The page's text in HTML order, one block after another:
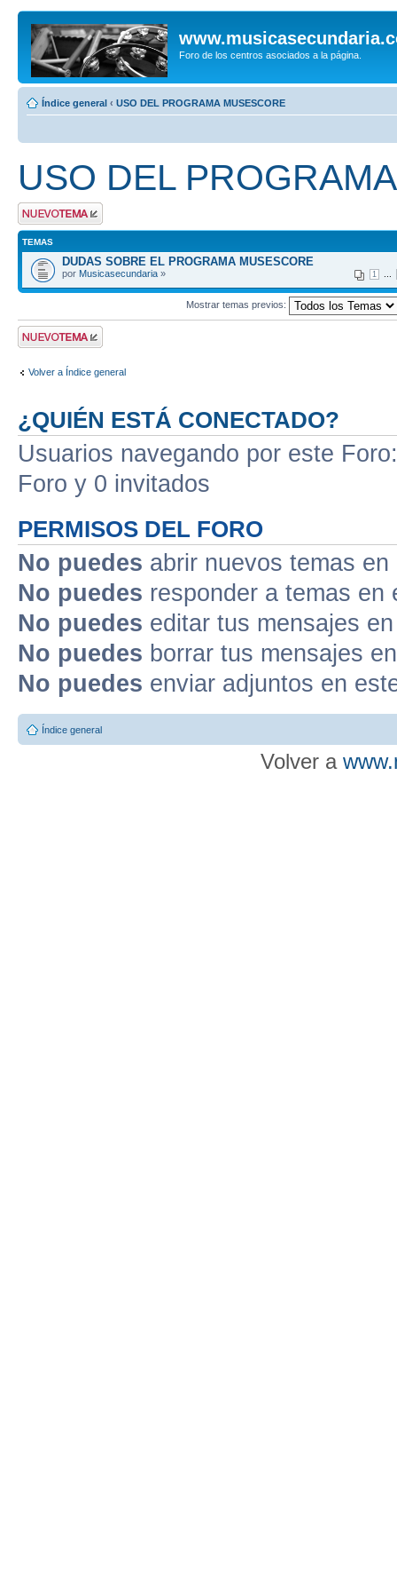
Foro de los centros asociados a la página.
Índice general ‹ USO DEL PROGRAMA MUSESCORE
USO DEL
Publicar un nuevo
tema
TEMAS
DUDAS SOBRE EL PROGRAMA MUSESCORE
1
por Musicasecundaria »
Mostrar temas previos:
Publicar un nuevo
tema
Volver a Índice general
¿QUIÉN ESTÁ CONECTADO?
Usuarios navegando por este
Foro y 0 invitados
PERMISOS DEL FORO
No puedes abrir nuevos temas
No puedes responder a temas en
No puedes editar tus mensajes
No puedes borrar tus mensajes
No puedes enviar adjuntos en
Índice general
Volver a